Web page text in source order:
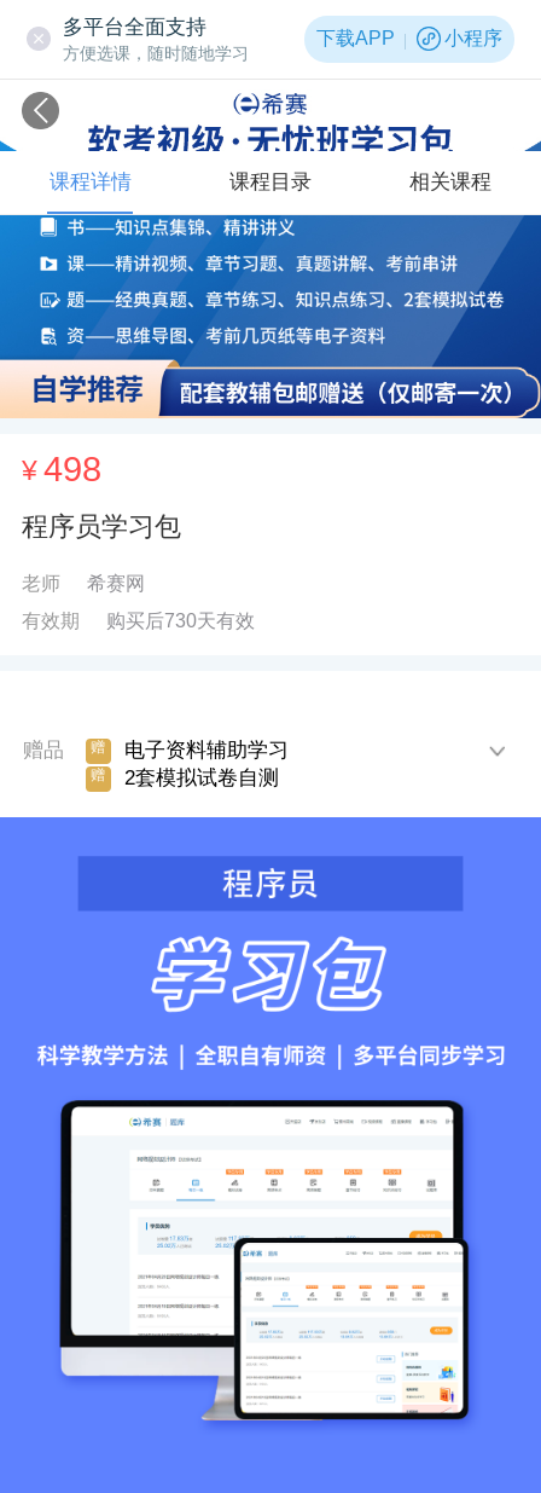
多平台全面支持
方便选课，随时随地学习
下载APP 小程序
¥498
程序员学习包
老师
希赛网
有效期
购买后730天有效
赠品 赠 电子资料辅助学习
赠 2套模拟试卷自测
课程详情 课程目录 相关课程